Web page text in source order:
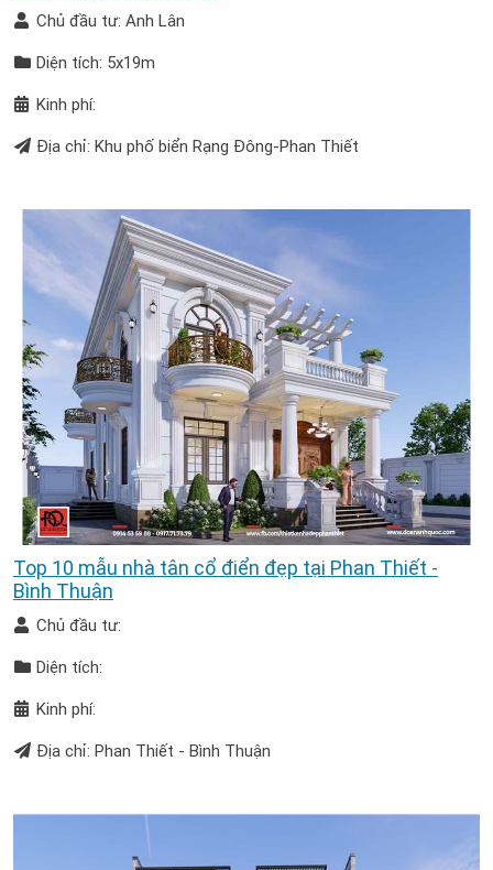
Chủ đầu tư: Anh Lân
Diện tích: 5x19m
Kinh phí:
Địa chỉ: Khu phố biển Rạng Đông-Phan Thiết
Top 10 mẫu nhà tân cổ điển đẹp tại Phan Thiết -
Bình Thuận
Chủ đầu tư:
Diện tích:
Kinh phí:
Địa chỉ: Phan Thiết - Bình Thuận